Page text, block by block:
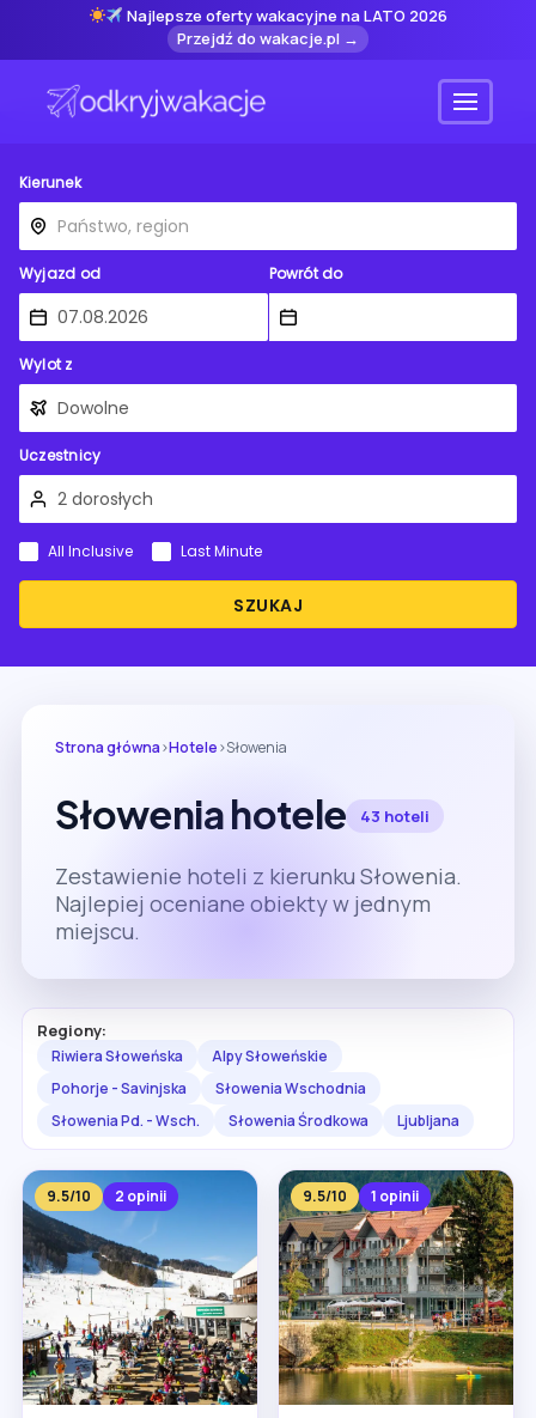
Najlepsze oferty wakacyjne na LATO 2026
Przejdź do wakacje.pl →
Menu
Kierunek
Wyjazd od Powrót do
Wylot z
Uczestnicy
SZUKAJ
All Inclusive Last Minute
Strona główna›Hotele›Słowenia
Słowenia hotele 43 hoteli
Zestawienie hoteli z kierunku Słowenia.
Najlepiej oceniane obiekty w jednym
miejscu.
Regiony:
Riwiera Słoweńska
Alpy Słoweńskie
Pohorje - Savinjska
Słowenia Wschodnia
Słowenia Pd. - Wsch.
Słowenia Środkowa Ljubljana
9.5/10 2 opinii 9.5/10 1 opinii